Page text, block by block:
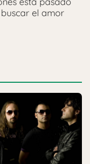
el amor